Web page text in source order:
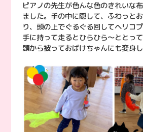
ピアノの先生が色んな色のきれいな
ました。手の中に隠して、ふわっと
り、頭の上でぐるぐる回してヘリコ
手に持って走るとひらひら〜ととっ
頭から被っておばけちゃんにも変身し